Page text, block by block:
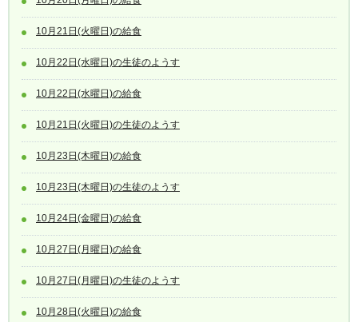
10月21日(火曜日)の給食
10月22日(水曜日)の生徒のようす
10月22日(水曜日)の給食
10月21日(火曜日)の生徒のようす
10月23日(木曜日)の給食
10月23日(木曜日)の生徒のようす
10月24日(金曜日)の給食
10月27日(月曜日)の給食
10月27日(月曜日)の生徒のようす
10月28日(火曜日)の給食